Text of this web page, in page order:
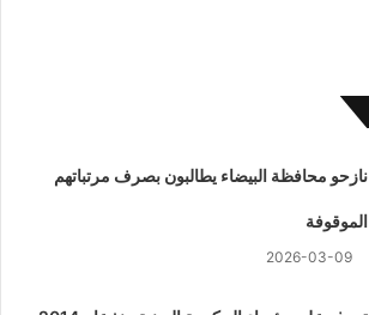
نازحو محافظة البيضاء يطالبون بصرف مرتباتهم
الموقوفة
2026-03-09